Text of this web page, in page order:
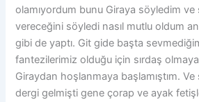
olamıyordum bunu Giraya söyledim ve
vereceğini söyledi nasıl mutlu oldum
gibi de yaptı. Git gide başta
fantezilerimiz olduğu için sırdaş olmaya
Giraydan hoşlanmaya başlamıştım.
dergi gelmişti gene çorap ve ayak